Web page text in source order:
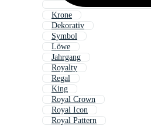
Krone
Dekorativ
Symbol
Löwe
Jahrgang
Royalty
Regal
King
Royal Crown
Royal Icon
Royal Pattern